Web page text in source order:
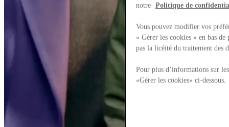
notre Politique de
Vous pouvez modifier vos
« Gérer les cookies » en bas
pas la licéité du traitement des
Pour plus d’informations sur
«Gérer les cookies» ci-dessous.